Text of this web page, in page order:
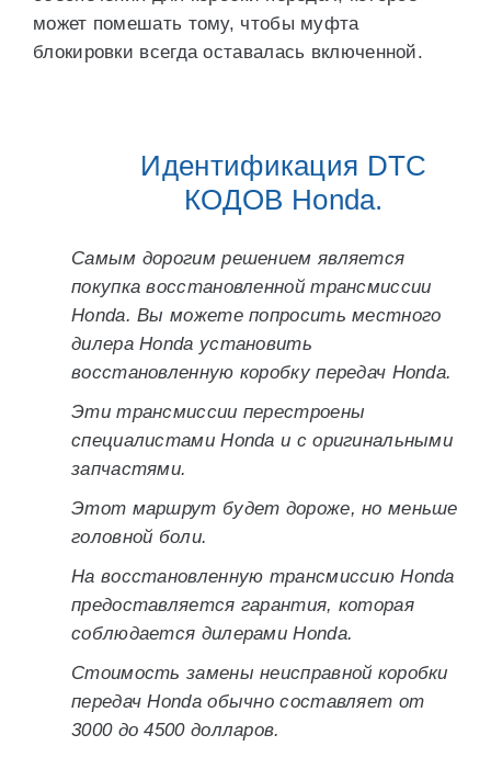
может помешать тому, чтобы муфта
блокировки всегда оставалась включенной.
Идентификация DTC
КОДОВ Honda.
Самым дорогим решением является
покупка восстановленной трансмиссии
Honda. Вы можете попросить местного
дилера Honda установить
восстановленную коробку передач Honda.
Эти трансмиссии перестроены
специалистами Honda и с оригинальными
запчастями.
Этот маршрут будет дороже, но меньше
головной боли.
На восстановленную трансмиссию Honda
предоставляется гарантия, которая
соблюдается дилерами Honda.
Стоимость замены неисправной коробки
передач Honda обычно составляет от
3000 до 4500 долларов.